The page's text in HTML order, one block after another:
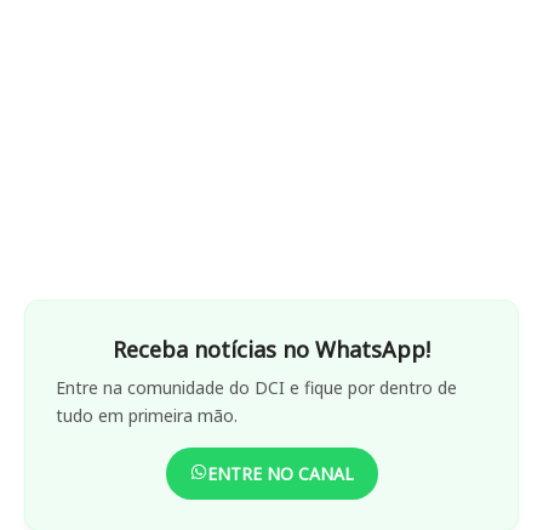
Receba notícias no WhatsApp!
Entre na comunidade do DCI e fique por dentro de
tudo em primeira mão.
ENTRE NO CANAL